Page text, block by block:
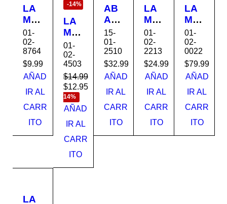
LA
MP
AR
A
588
6-4
TE
CH
O
SA
NTI
01-
02-
8764
$9.99
AÑAD
IR AL
CARR
ITO
-14%
LA
MP
AR
A
LE
D
DE
TE
CH
O
600
0K
18
01-
02-
4503
$14.99
$12.95
Ahorra
14%
AÑAD
IR AL
CARR
ITO
AB
ANI
CO
OR
BIT
AL
DE
18"
FA
N
BR
15-
01-
2510
$32.99
AÑAD
IR AL
CARR
ITO
LA
MP
AR
A
DE
TE
CH
O
1L
E27
40
01-
02-
2213
$24.99
AÑAD
IR AL
CARR
ITO
LA
MP
AR
A
DE
PO
STE
SO
LA
R
60
01-
02-
0022
$79.99
AÑAD
IR AL
CARR
ITO
LA